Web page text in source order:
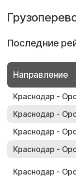
Последние
Направление
Краснодар -
Краснодар -
Краснодар -
Краснодар -
Краснодар -